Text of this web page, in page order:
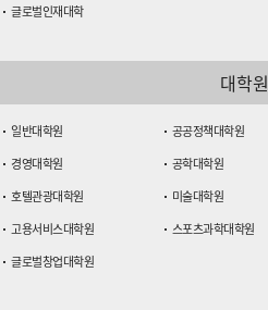
글로벌인재대학
대학원
일반대학원 공공정책대학원
경영대학원
공학대학원
호텔관광대학원
미술대학원
고용서비스대학원
스포츠과학대학원
글로벌창업대학원